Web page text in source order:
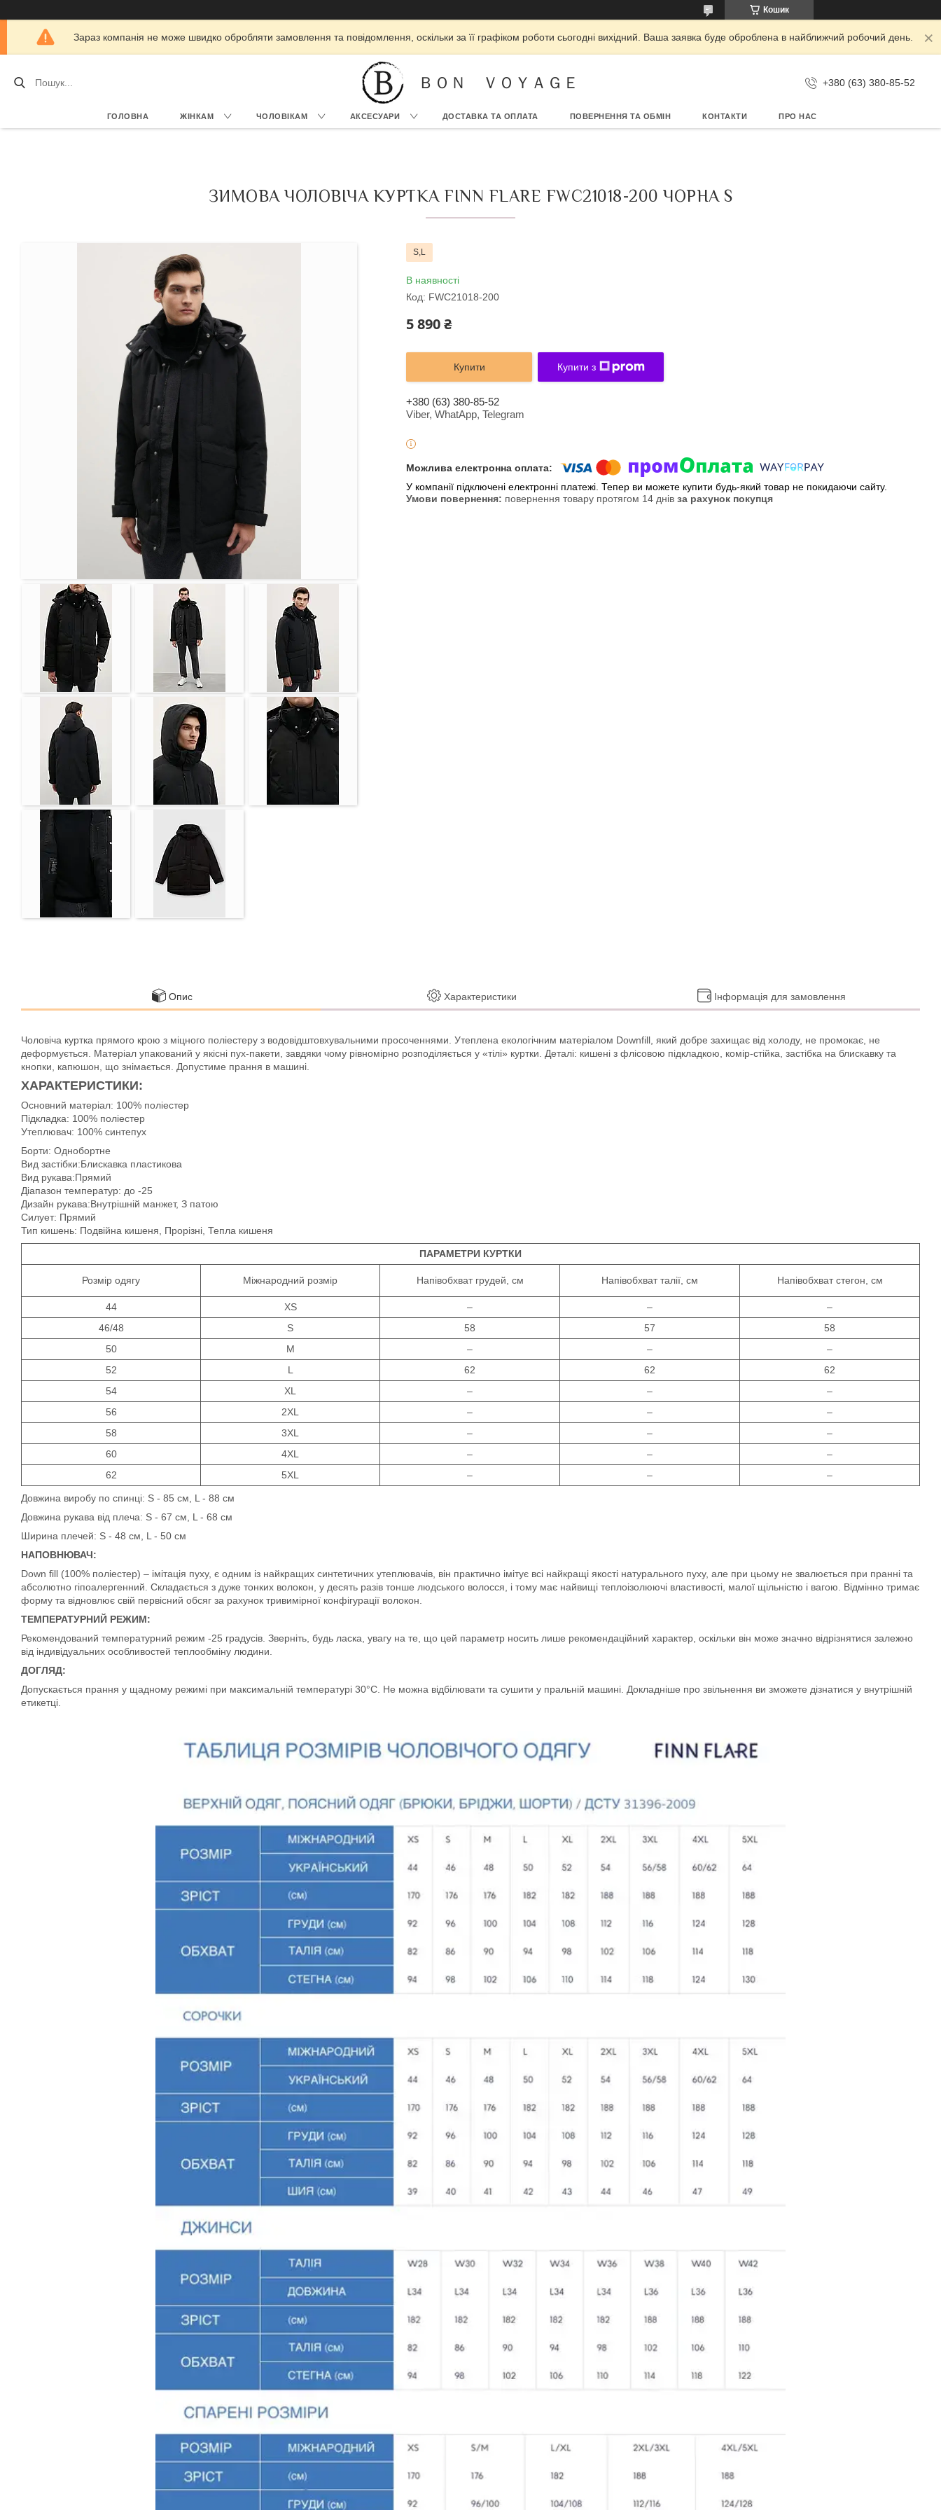
Кошик
Зараз компанія не може швидко обробляти замовлення та повідомлення, оскільки за її графіком роботи сьогодні вихідний. Ваша заявка буде оброблена в найближчий робочий день.
ＢＯＮ ＶＯＹＡＧＥ +380 (63) 380-85-52
ГОЛОВНА ЖІНКАМ ЧОЛОВІКАМ АКСЕСУАРИ ДОСТАВКА ТА ОПЛАТА ПОВЕРНЕННЯ ТА ОБМІН КОНТАКТИ ПРО НАС
ЗИМОВА ЧОЛОВІЧА КУРТКА FINN FLARE FWC21018-200 ЧОРНА S
S,L
В наявності
Код: FWC21018-200
5 890 ₴
Купити Купити з
+380 (63) 380-85-52
Viber, WhatApp, Telegram
У компанії підключені електронні платежі. Тепер ви можете купити будь-який товар не покидаючи сайту.
повернення товару протягом 14 днів за рахунок покупця
Опис Характеристики Інформація для замовлення
Чоловіча куртка прямого крою з міцного поліестеру з водовідштовхувальними просоченнями. Утеплена екологічним матеріалом Downfill, який добре захищає від холоду, не промокає, не
деформується. Матеріал упакований у якісні пух-пакети, завдяки чому рівномірно розподіляється у «тілі» куртки. Деталі: кишені з флісовою підкладкою, комір-стійка, застібка на блискавку та
кнопки, капюшон, що знімається. Допустиме прання в машині.
ХАРАКТЕРИСТИКИ:
Основний матеріал: 100% поліестер
Підкладка: 100% поліестер
Утеплювач: 100% синтепух
Борти: Однобортне
Вид застібки:Блискавка пластикова
Вид рукава:Прямий
Діапазон температур: до -25
Дизайн рукава:Внутрішній манжет, З патою
Силует: Прямий
Тип кишень: Подвійна кишеня, Прорізні, Тепла кишеня
ПАРАМЕТРИ КУРТКИ
Розмір одягу Міжнародний розмір Напівобхват грудей, см Напівобхват талії, см Напівобхват стегон, см
44 XS – –
–
46/48
S 58 57
58
50
M – –
–
52
L 62 62
62
54
XL – –
–
56
2XL – –
–
58
3XL – –
–
60
4XL – –
–
62
5XL – – –
Довжина виробу по спинці: S - 85 см, L - 88 см
Довжина рукава від плеча: S - 67 см, L - 68 см
Ширина плечей: S - 48 см, L - 50 см
НАПОВНЮВАЧ:
Down fill (100% поліестер) – імітація пуху, є одним із найкращих синтетичних утеплювачів, він практично імітує всі найкращі якості натурального пуху, але при цьому не звалюється при пранні та
абсолютно гіпоалергенний. Складається з дуже тонких волокон, у десять разів тонше людського волосся, і тому має найвищі теплоізолюючі властивості, малої щільністю і вагою. Відмінно тримає
форму та відновлює свій первісний обсяг за рахунок тривимірної конфігурації волокон.
ТЕМПЕРАТУРНИЙ РЕЖИМ:
Рекомендований температурний режим -25 градусів. Зверніть, будь ласка, увагу на те, що цей параметр носить лише рекомендаційний характер, оскільки він може значно відрізнятися залежно
від індивідуальних особливостей теплообміну людини.
ДОГЛЯД:
Допускається прання у щадному режимі при максимальній температурі 30°C. Не можна відбілювати та сушити у пральній машині. Докладніше про звільнення ви зможете дізнатися у внутрішній
етикетці.